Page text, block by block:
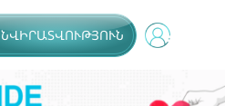
ՆՎԻՐԱՏՎՈՒԹՅՈՒՆ